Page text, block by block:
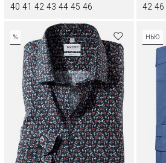
40 41 42 43 44 45 46 42 46
% НЬЮ